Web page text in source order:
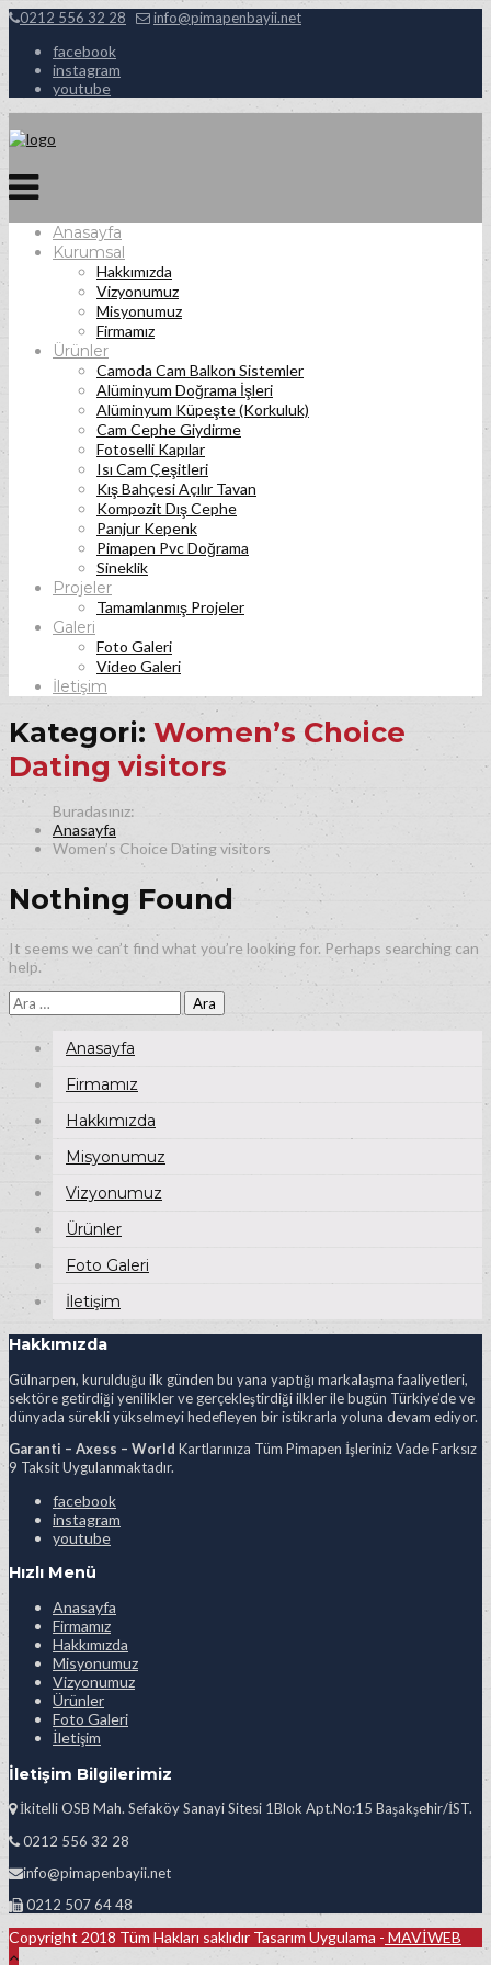
0212 556 32 28 info@pimapenbayii.net
facebook
instagram
youtube
Anasayfa
Kurumsal
Hakkımızda
Vizyonumuz
Misyonumuz
Firmamız
Ürünler
Camoda Cam Balkon Sistemler
Alüminyum Doğrama İşleri
Alüminyum Küpeşte (Korkuluk)
Cam Cephe Giydirme
Fotoselli Kapılar
Isı Cam Çeşitleri
Kış Bahçesi Açılır Tavan
Kompozit Dış Cephe
Panjur Kepenk
Pimapen Pvc Doğrama
Sineklik
Projeler
Tamamlanmış Projeler
Galeri
Foto Galeri
Video Galeri
İletişim
Kategori: Women’s Choice
Dating visitors
Anasayfa
Women’s Choice Dating visitors
Nothing Found
It seems we can’t find what you’re looking for. Perhaps searching can
help.
Arama:
Anasayfa
Firmamız
Hakkımızda
Misyonumuz
Vizyonumuz
Ürünler
Foto Galeri
İletişim
Hakkımızda
Gülnarpen, kurulduğu ilk günden bu yana yaptığı markalaşma faaliyetleri,
sektöre getirdiği yenilikler ve gerçekleştirdiği ilkler ile bugün Türkiye’de ve
dünyada sürekli yükselmeyi hedefleyen bir istikrarla yoluna devam ediyor.
Garanti – Axess – World Kartlarınıza Tüm Pimapen İşleriniz Vade Farksız
9 Taksit Uygulanmaktadır.
facebook
instagram
youtube
Hızlı Menü
Anasayfa
Firmamız
Hakkımızda
Misyonumuz
Vizyonumuz
Ürünler
Foto Galeri
İletişim
İletişim Bilgilerimiz
İkitelli OSB Mah. Sefaköy Sanayi Sitesi 1Blok Apt.No:15 Başakşehir/İST.
0212 556 32 28
info@pimapenbayii.net
0212 507 64 48
Copyright 2018 Tüm Hakları saklıdır Tasarım Uygulama - MAVİWEB